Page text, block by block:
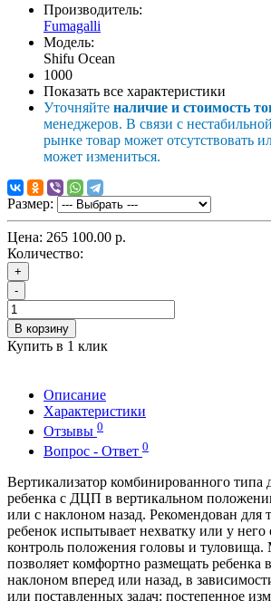
Производитель:
Fumagalli
Модель:
Shifu Ocean
1000
Показать все характеристики
Уточняйте наличие и стоимость
менеджеров. В связи с
рынке товар может отсутствовать
может измениться.
Размер:
Цена: 265 100.00 р.
Количество:
+
-
В корзину
Купить в 1 клик
Описание
Характеристики
Отзывы 0
Вопрос - Ответ 0
Вертикализатор комбинированного типа
ребенка с ДЦП в вертикальном
или с наклоном назад. Рекомендован для
ребенок испытывает нехватку или у него
контроль положения головы и туловища.
позволяет комфортно размещать ребенка
наклоном вперед или назад, в
или поставленных задач: постепенное